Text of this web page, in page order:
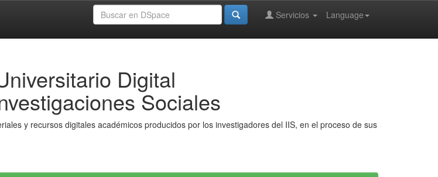
Language
Servicios
Digital
Sociales
y recursos digitales académicos producidos por los investigadores del IIS, en el proceso de sus